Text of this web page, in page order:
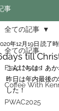
事
全ての記事
Field Notes
Coffee With
PWAC2025
全ての記事
till
年12月19日 読了
こんにちは！あか
昨日は年内最後
した！